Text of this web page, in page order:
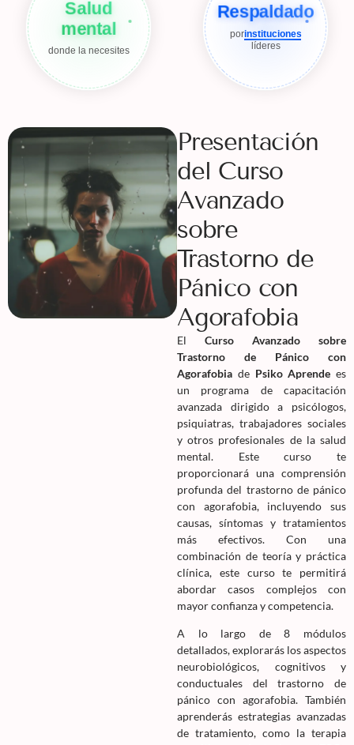
Salud
mental
donde la necesites
Respaldado
porinstituciones
líderes
Presentación
del Curso
Avanzado
sobre
Trastorno de
Pánico con
Agorafobia
El Curso Avanzado sobre
Trastorno de Pánico con
Agorafobia de Psiko Aprende es
un programa de capacitación
avanzada dirigido a psicólogos,
psiquiatras, trabajadores sociales
y otros profesionales de la salud
mental. Este curso te
proporcionará una comprensión
profunda del trastorno de pánico
con agorafobia, incluyendo sus
causas, síntomas y tratamientos
más efectivos. Con una
combinación de teoría y práctica
clínica, este curso te permitirá
abordar casos complejos con
mayor confianza y competencia.
A lo largo de 8 módulos
detallados, explorarás los aspectos
neurobiológicos, cognitivos y
conductuales del trastorno de
pánico con agorafobia. También
aprenderás estrategias avanzadas
de tratamiento, como la terapia